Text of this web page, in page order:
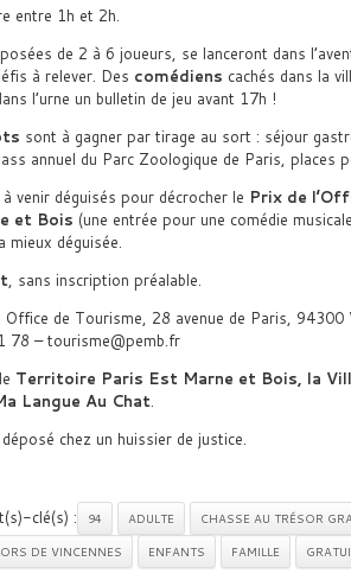
entre 1h et 2h.
de 2 à 6 joueurs, se lanceront dans
à relever. Des comédiens cachés dans la
l’urne un bulletin de jeu avant 17h !
sont à gagner par tirage au sort : séjour
annuel du Parc Zoologique de Paris, places
venir déguisés pour décrocher le Prix de
et Bois (une entrée pour une comédie
déguisée.
, sans inscription préalable.
Office de Tourisme, 28 avenue de Paris, 94300
78 – tourisme@pemb.fr
Territoire Paris Est Marne et Bois, la
Langue Au Chat
chez un huissier de justice.
clé(s) : 94 ADULTE
CHASSE AU TRÉSOR
DE VINCENNES
ENFANTS FAMILLE